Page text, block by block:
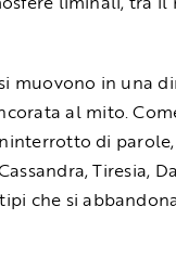
muovono in una
al mito.
di
Tiresia,
che si